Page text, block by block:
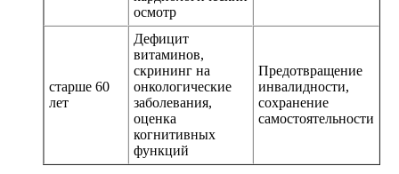
осмотр
старше 60
лет
Дефицит
витаминов,
скрининг на
онкологические
заболевания,
оценка
когнитивных
функций
Предотвращение
инвалидности,
сохранение
самостоятельности